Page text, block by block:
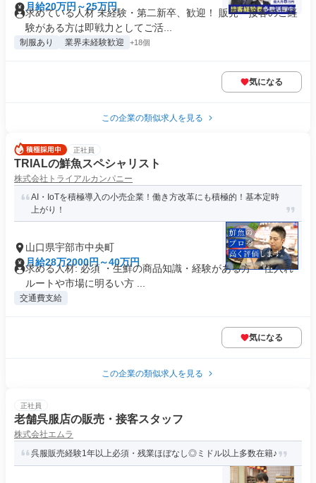
月給20万円～25万円
求めている人材 未経験・第二新卒、歓迎！ 販売・接客のご経
験がある方は即戦力としてご活...
制服あり 業界未経験歓迎 +18個
気になる
この企業の類似求人を見る
正社員
TRIALの鮮魚スペシャリスト
株式会社トライアルカンパニー
AI・IoTを積極導入の小売企業！働き方改革にも積極的！基本定時
上がり！
山口県宇部市中央町
月給28万2000円～40万円
求める人材: 必須 ・生鮮の商品知識・経験がある方 ・仕入れ
ルートや市場に明るい方 ...
交通費支給
気になる
この企業の類似求人を見る
正社員
老舗呉服店の販売・接客スタッフ
株式会社エムラ
呉服販売経験1年以上必須・残業ほぼなし◎ミドル以上多数在籍♪